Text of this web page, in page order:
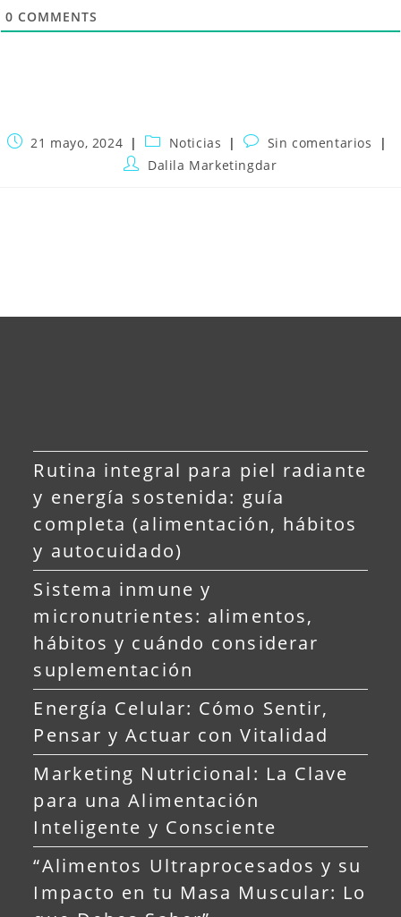
0 COMMENTS
21 mayo, 2024 Noticias
Sin comentarios
Dalila Marketingdar
Rutina integral para piel radiante
y energía sostenida: guía
completa (alimentación, hábitos
y autocuidado)
Sistema inmune y
micronutrientes: alimentos,
hábitos y cuándo considerar
suplementación
Energía Celular: Cómo Sentir,
Pensar y Actuar con Vitalidad
Marketing Nutricional: La Clave
para una Alimentación
Inteligente y Consciente
“Alimentos Ultraprocesados y su
Impacto en tu Masa Muscular: Lo